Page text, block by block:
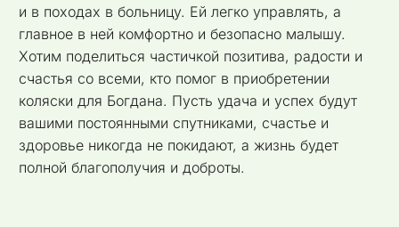
и в походах в больницу. Ей легко управлять, а
главное в ней комфортно и безопасно малышу.
Хотим поделиться частичкой позитива, радости и
счастья со всеми, кто помог в приобретении
коляски для Богдана. Пусть удача и успех будут
вашими постоянными спутниками, счастье и
здоровье никогда не покидают, а жизнь будет
полной благополучия и доброты.